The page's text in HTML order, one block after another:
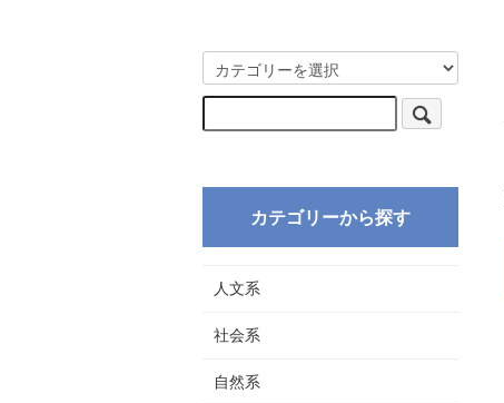
カテゴリーから探す
人文系
社会系
自然系